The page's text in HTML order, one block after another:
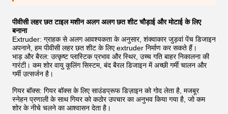
पीवीसी लहर छत टाइल मशीन अलग अलग छत शीट चौड़ाई और मोटाई के लिए
बनाना
Extruder: ग्राहक से अलग आवश्यकता के अनुसार, शंक्वाकार जुड़वां पेंच डिजाइन
अपनाने, हम पीवीसी लहर छत शीट के लिए extruder निर्माण कर सकते हैं।
भाड़ और बैरल: उत्कृष्ट प्लास्टिक प्रभाव और स्थिर, उच्च गति बाहर निकालना की
गारंटी। कम शोर वायु कूलिंग सिस्टम, बंद बैरल डिजाइन में अच्छी गर्मी चालन और
गर्मी उत्सर्जन है।
गियर बॉक्स: गियर बॉक्स के लिए साउंडप्रूफ डिज़ाइन को गोद लेता है, मजबूर
स्नेहन प्रणाली के साथ गियर को कठोर उपचार का अनुभव किया गया है, जो कम
शोर के नीचे चलने का आश्वासन देता है।